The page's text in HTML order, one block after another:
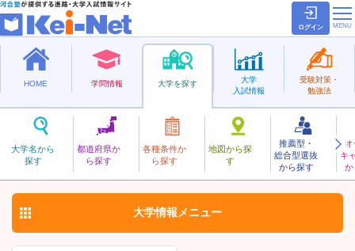
ログイン
HOME 学問情報 大学を探す
大学名から
探す
都道府県か
ら探す
各種条件か
ら探す
地図から探
す
推薦型・
総合型選抜
から探す
キ
か
大学
入試情報
受験対策・
勉強法
私立
かなざわがくいん
金沢学院大学 お気に入り
大学情報 メニュー